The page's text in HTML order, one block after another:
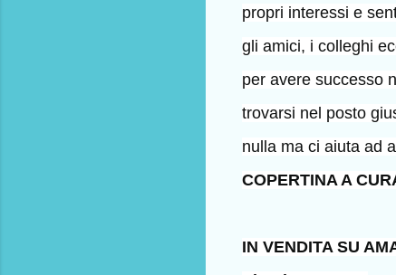
propri interessi e
gli amici, i colleghi
per avere successo
trovarsi nel posto
nulla ma ci aiuta ad
COPERTINA A
IN VENDITA SU